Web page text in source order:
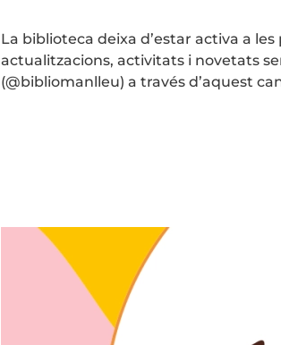
La biblioteca deixa d’estar activa a
actualitzacions, activitats i novetats
(@bibliomanlleu) a través d’aquest